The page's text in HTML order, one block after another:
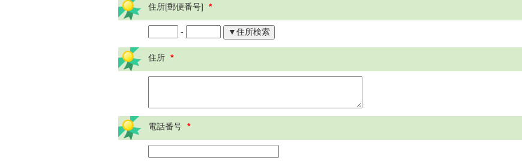
住所[郵便番号] *
-
住所 *
電話番号 *